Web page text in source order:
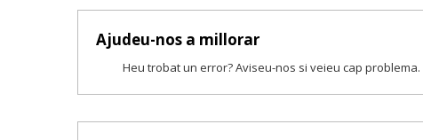
Ajudeu-nos a millorar
Heu trobat un error? Aviseu-nos si veieu cap problema.